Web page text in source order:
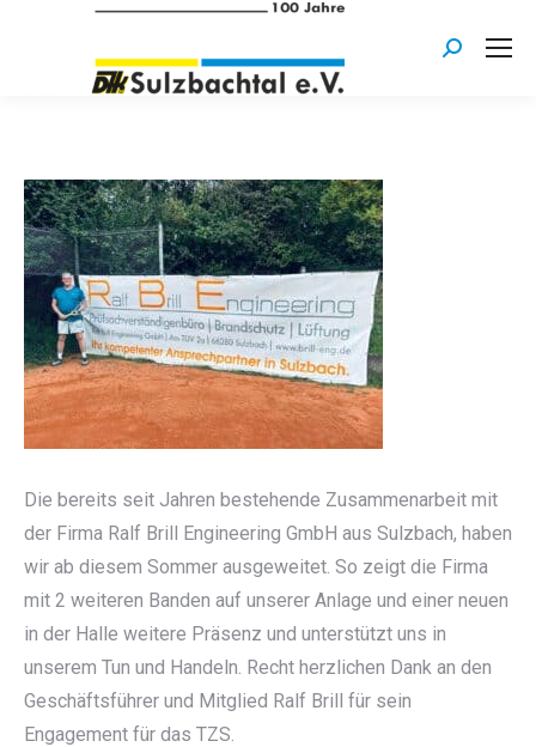
Search:
Die bereits seit Jahren bestehende Zusammenarbeit mit
der Firma Ralf Brill Engineering GmbH aus Sulzbach, haben
wir ab diesem Sommer ausgeweitet. So zeigt die Firma
mit 2 weiteren Banden auf unserer Anlage und einer neuen
in der Halle weitere Präsenz und unterstützt uns in
unserem Tun und Handeln. Recht herzlichen Dank an den
Geschäftsführer und Mitglied Ralf Brill für sein
Engagement für das TZS.